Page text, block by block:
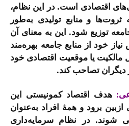
اقتصادی است. در این نظام،
و منابع تولیدی به‌طور
توزیع شود. این به معنای آن
خود از منابع جامعه بهره‌مند
یا موقعیت اقتصادی خود
دیگران تصاحب کند.
هدف اقتصاد کمونیستی این
برود و همۀ افراد به‌عنوان
شوند. در نظام سرمایه‌داری